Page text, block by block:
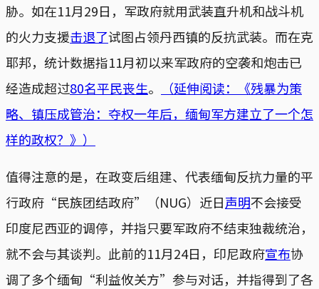
胁。如在11月29日，军政府就用武装直升机和战斗机
的火力支援击退了试图占领丹西镇的反抗武装。而在克
耶邦，统计数据指11月初以来军政府的空袭和炮击已
经造成超过80名平民丧生。
（延伸阅读：《残暴为策
略、镇压成管治：夺权一年后，缅甸军方建立了一个怎
样的政权？》）
值得注意的是，在政变后组建、代表缅甸反抗力量的平
行政府“民族团结政府”（NUG）近日声明不会接受
印度尼西亚的调停，并指只要军政府不结束独裁统治，
就不会与其谈判。此前的11月24日，印尼政府宣布协
调了多个缅甸“利益攸关方”参与对话，并指得到了各